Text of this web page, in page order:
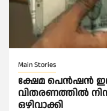
Main Stories
ക്ഷേമ പെൻഷൻ
വിതരണത്തില്‍
ഒഴിവാക്കി